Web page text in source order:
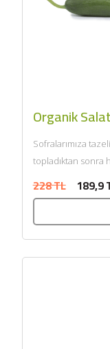
Organik
Sofralarımıza
topladıktan sonra
228 TL 189,9